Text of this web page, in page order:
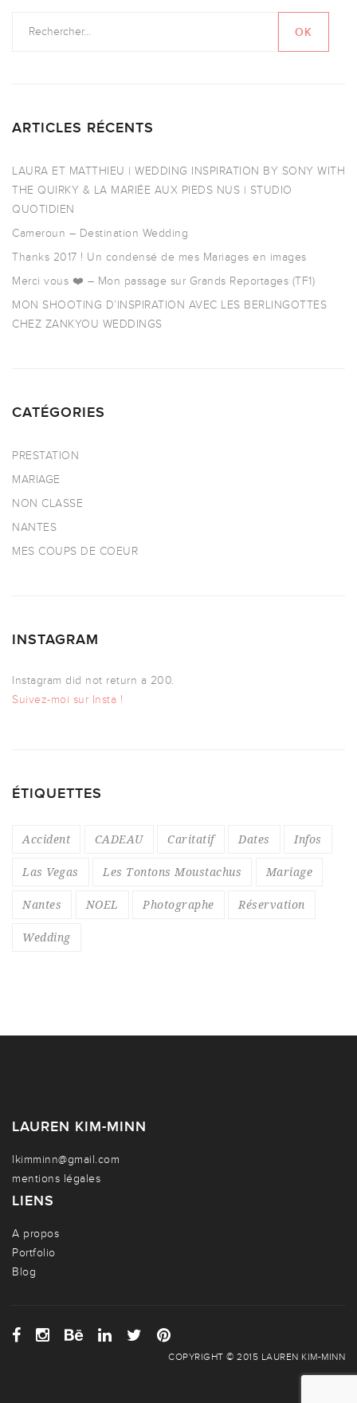
ARTICLES RÉCENTS
LAURA ET MATTHIEU | WEDDING INSPIRATION BY SONY WITH
THE QUIRKY & LA MARIÉE AUX PIEDS NUS | STUDIO
QUOTIDIEN
Cameroun – Destination Wedding
Thanks 2017 ! Un condensé de mes Mariages en images
Merci vous ❤️ – Mon passage sur Grands Reportages (TF1)
MON SHOOTING D’INSPIRATION AVEC LES BERLINGOTTES
CHEZ ZANKYOU WEDDINGS
CATÉGORIES
PRESTATION
MARIAGE
NON CLASSE
NANTES
MES COUPS DE COEUR
INSTAGRAM
Instagram did not return a 200.
Suivez-moi sur Insta !
ÉTIQUETTES
Accident CADEAU Caritatif Dates Infos
Las Vegas Les Tontons Moustachus Mariage
Nantes NOEL Photographe Réservation
Wedding
LAUREN KIM-MINN
lkimminn@gmail.com
mentions légales
LIENS
A propos
Portfolio
Blog
COPYRIGHT © 2015 LAUREN KIM-MINN